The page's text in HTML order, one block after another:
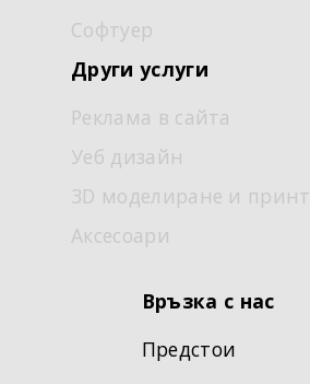
Софтуер
Други услуги
Реклама в сайта
Уеб дизайн
3D моделиране и принт
Аксесоари
Връзка с нас
Предстои